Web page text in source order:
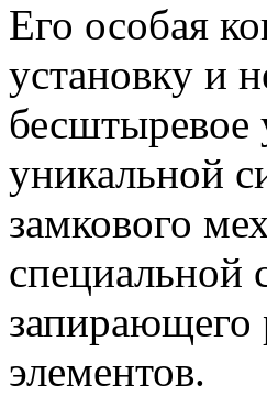
Его особая
установку и
бесштыревое
уникальной
замкового
специальной
запирающего
элементов.